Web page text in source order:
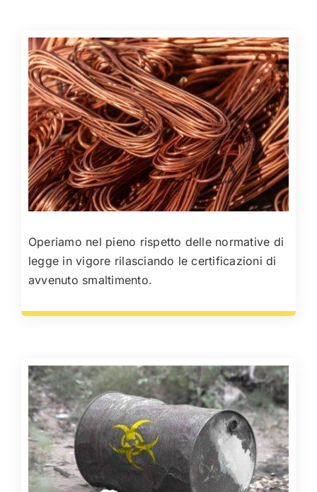
Operiamo nel pieno rispetto delle normative di
legge in vigore rilasciando le certificazioni di
avvenuto smaltimento.